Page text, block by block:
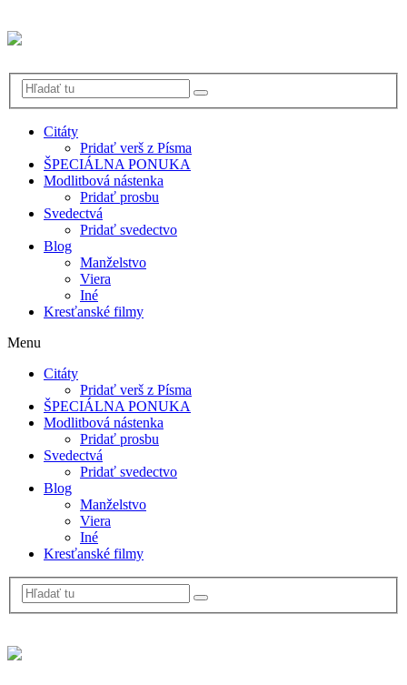
Citáty
Pridať verš z Písma
ŠPECIÁLNA PONUKA
Modlitbová nástenka
Pridať prosbu
Svedectvá
Pridať svedectvo
Blog
Manželstvo
Viera
Iné
Kresťanské filmy
Menu
Citáty
Pridať verš z Písma
ŠPECIÁLNA PONUKA
Modlitbová nástenka
Pridať prosbu
Svedectvá
Pridať svedectvo
Blog
Manželstvo
Viera
Iné
Kresťanské filmy